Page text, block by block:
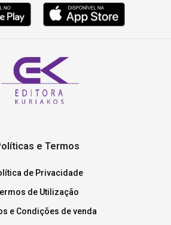
e Termos
de Privacidade
de Utilização
e Condições de venda